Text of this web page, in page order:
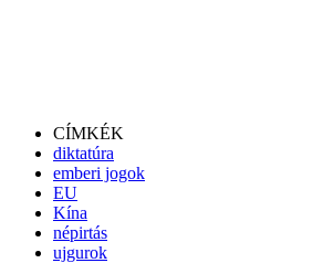
CÍMKÉK
diktatúra
emberi jogok
EU
Kína
népirtás
ujgurok